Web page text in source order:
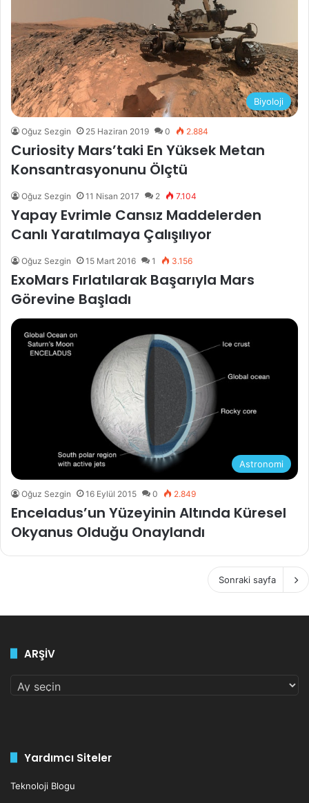
Biyoloji
Oğuz Sezgin 25 Haziran 2019 0 2.884
Curiosity Mars’taki En Yüksek Metan
Konsantrasyonunu Ölçtü
Oğuz Sezgin 11 Nisan 2017 2 7.104
Yapay Evrimle Cansız Maddelerden
Canlı Yaratılmaya Çalışılıyor
Oğuz Sezgin 15 Mart 2016 1 3.156
ExoMars Fırlatılarak Başarıyla Mars
Görevine Başladı
Astronomi
Oğuz Sezgin 16 Eylül 2015 0 2.849
Enceladus’un Yüzeyinin Altında Küresel
Okyanus Olduğu Onaylandı
Sonraki sayfa
ARŞİV
ARŞİV
Yardımcı Siteler
Teknoloji Blogu